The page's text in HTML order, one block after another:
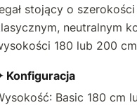
stojący o
neutralnym
180 lub 200
Konfiguracja
Basic 180 cm